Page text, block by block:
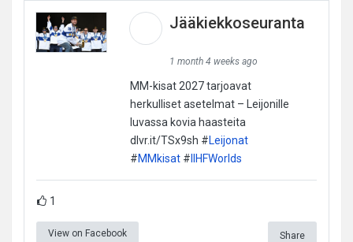
Jääkiekkoseuranta
1 month 4 weeks ago
MM-kisat 2027 tarjoavat
herkulliset asetelmat – Leijonille
luvassa kovia haasteita
dlvr.it/TSx9sh #Leijonat
#MMkisat# IIHFWorlds
1
View on Facebook Share